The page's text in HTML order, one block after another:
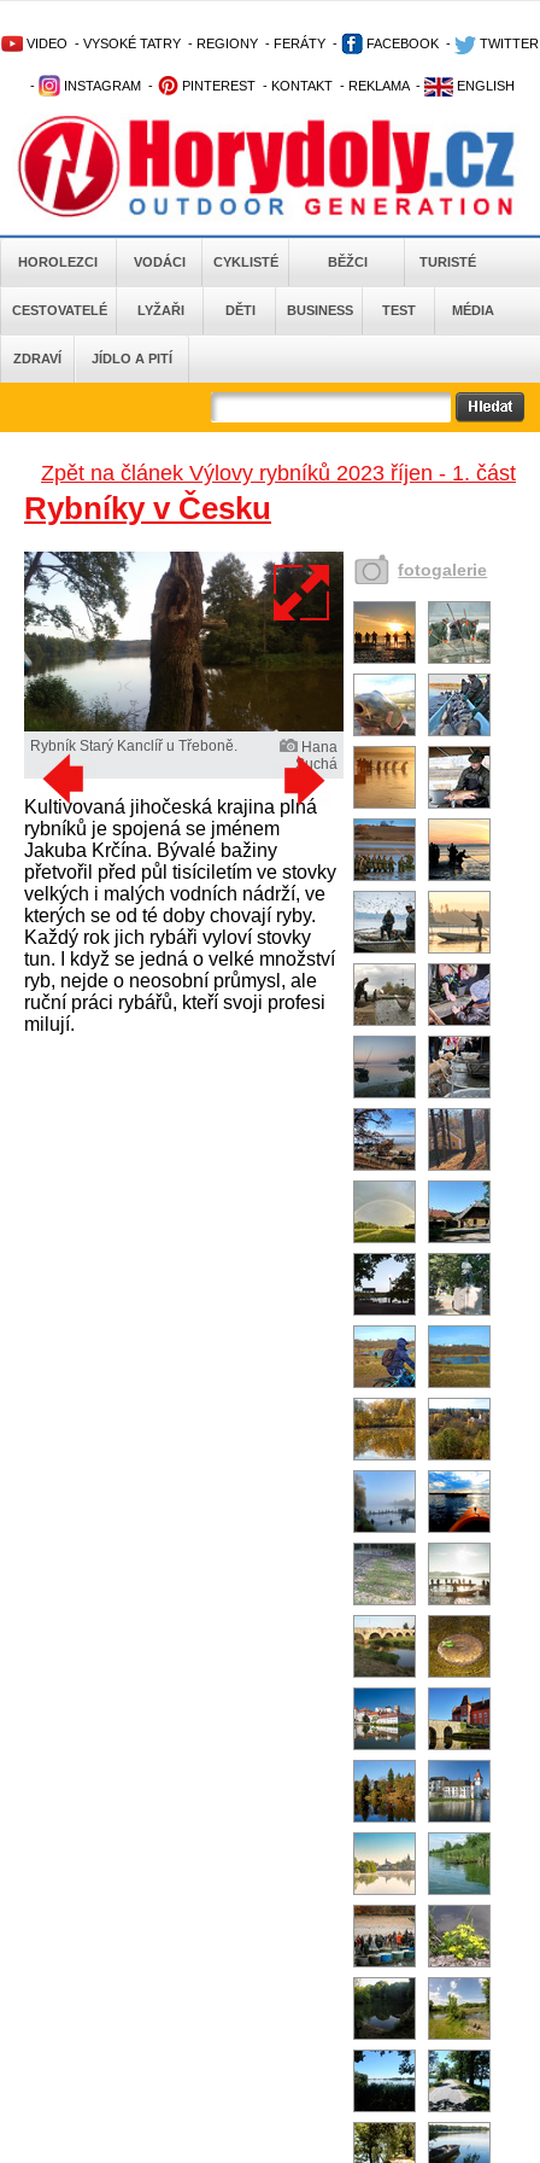
VIDEO - VYSOKÉ TATRY - REGIONY - FERÁTY - FACEBOOK - TWITTER
- INSTAGRAM - PINTEREST - KONTAKT - REKLAMA - ENGLISH
HOROLEZCI VODÁCI CYKLISTÉ BĚŽCI TURISTÉ
CESTOVATELÉ LYŽAŘI DĚTI BUSINESS TEST MÉDIA
ZDRAVÍ JÍDLO A PITÍ
Zpět na článek Výlovy rybníků 2023 říjen - 1. část
Rybníky v Česku
Rybník Starý Kanclíř u Třeboně.
Hana
Suchá
Kultivovaná jihočeská krajina plná
rybníků je spojená se jménem
Jakuba Krčína. Bývalé bažiny
přetvořil před půl tisíciletím ve stovky
velkých i malých vodních nádrží, ve
kterých se od té doby chovají ryby.
Každý rok jich rybáři vyloví stovky
tun. I když se jedná o velké množství
ryb, nejde o neosobní průmysl, ale
ruční práci rybářů, kteří svoji profesi
milují.
fotogalerie